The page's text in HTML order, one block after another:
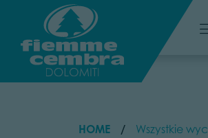
HOME Wszystkie